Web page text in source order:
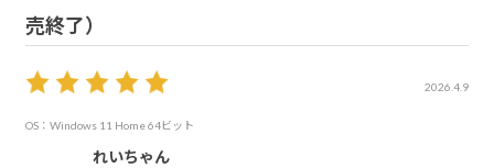
売終了）
2026.4.9
OS：Windows 11 Home 64ビット
れいちゃん